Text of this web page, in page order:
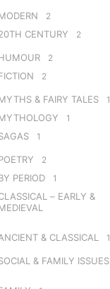
2
CENTURY 2
2
2
& FAIRY TALES 1
1
1
2
PERIOD 1
– EARLY &
& CLASSICAL 1
& FAMILY ISSUES